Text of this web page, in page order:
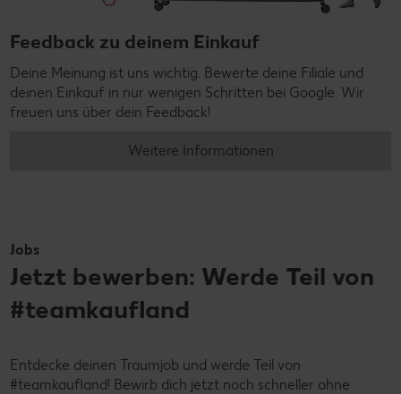
Feedback zu deinem Einkauf
Deine Meinung ist uns wichtig. Bewerte deine Filiale und
deinen Einkauf in nur wenigen Schritten bei Google. Wir
freuen uns über dein Feedback!
Weitere Informationen
Jobs
Jetzt bewerben: Werde Teil von
#teamkaufland
Entdecke deinen Traumjob und werde Teil von
#teamkaufland! Bewirb dich jetzt noch schneller ohne